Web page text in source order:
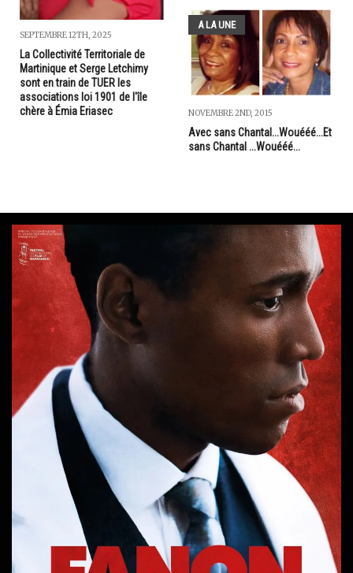
SEPTEMBRE 12TH, 2025
La Collectivité Territoriale de
Martinique et Serge Letchimy
sont en train de TUER les
associations loi 1901 de l'île
chère à Émia Eriasec
A LA UNE
NOVEMBRE 2ND, 2015
Avec sans Chantal...Wouééé...Et
sans Chantal ...Wouééé...